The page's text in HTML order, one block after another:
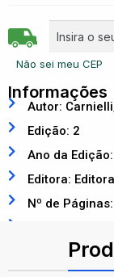
Não sei meu CEP
Informações
Autor:
Edição: 2
Ano da
Editora:
Nº de